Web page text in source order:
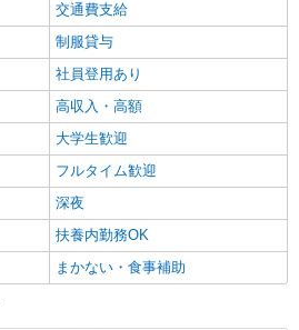
交通費支給
制服貸与
社員登用あり
高収入・高額
大学生歓迎
フルタイム歓迎
深夜
扶養内勤務OK
まかない・食事補助